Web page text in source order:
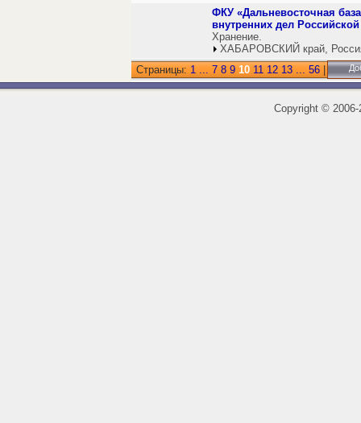
ФКУ «Дальневосточная
внутренних дел
Хранение.
ХАБАРОВСКИЙ край,
Страницы: 1 ... 7 8 9 10 11 12 13 ... 56
Copyright ©